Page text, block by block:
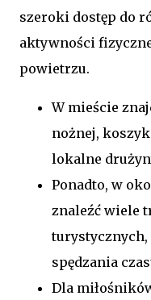
szeroki dostęp do
aktywności
powietrzu.
W mieście
nożnej,
lokalne
Ponadto, w
znaleźć wiele
spędzania
Dla